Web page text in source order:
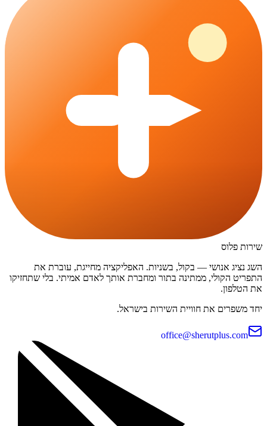
שירות פלוס
השג נציג אנושי — בקול, בשניות. האפליקציה מחייגת, עוברת את
התפריט הקולי, ממתינה בתור ומחברת אותך לאדם אמיתי. בלי שתחזיקו
את הטלפון.
יחד משפרים את חוויית השירות בישראל.
office@sherutplus.com